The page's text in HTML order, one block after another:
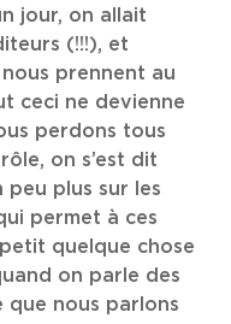
jour, on allait
(!!!), et
prennent au
ceci ne devienne
perdons tous
on s’est dit
peu plus sur les
permet à ces
quelque chose
on parle des
que nous parlons